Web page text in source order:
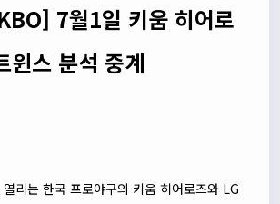
7월1일 키움 히어로
윈스 분석 중계
리는 한국 프로야구의 키움 히어로즈와 LG